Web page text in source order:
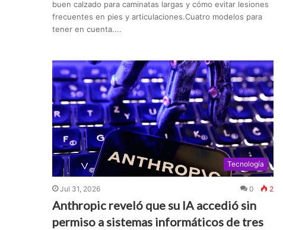
buen calzado para caminatas largas y cómo evitar lesiones
frecuentes en pies y articulaciones.Cuatro modelos para
tener en cuenta....
Tecnología
Jul 31, 2026 0 2
Anthropic reveló que su IA accedió sin
permiso a sistemas informáticos de tres